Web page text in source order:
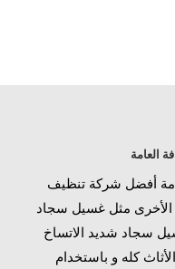
العامة
أفضل شركة تنظيف
الأخرى مثل غسيل سجاد
سجاد شديد الاتساخ
كله و باستخدام